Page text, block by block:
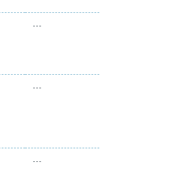
---
---
---